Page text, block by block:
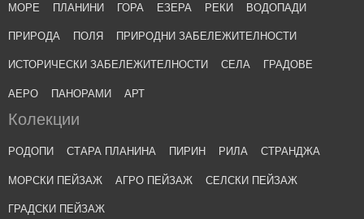
МОРЕ ПЛАНИНИ ГОРА ЕЗЕРА РЕКИ ВОДОПАДИ
ПРИРОДА ПОЛЯ ПРИРОДНИ ЗАБЕЛЕЖИТЕЛНОСТИ
ИСТОРИЧЕСКИ ЗАБЕЛЕЖИТЕЛНОСТИ СЕЛА ГРАДОВЕ
АЕРО ПАНОРАМИ АРТ
Колекции
РОДОПИ СТАРА ПЛАНИНА ПИРИН РИЛА СТРАНДЖА
МОРСКИ ПЕЙЗАЖ АГРО ПЕЙЗАЖ СЕЛСКИ ПЕЙЗАЖ
ГРАДСКИ ПЕЙЗАЖ